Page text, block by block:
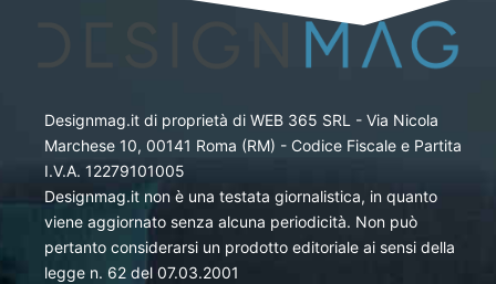
Designmag.it di proprietà di WEB 365 SRL - Via Nicola
Marchese 10, 00141 Roma (RM) - Codice Fiscale e Partita
I.V.A. 12279101005
Designmag.it non è una testata giornalistica, in quanto
viene aggiornato senza alcuna periodicità. Non può
pertanto considerarsi un prodotto editoriale ai sensi della
legge n. 62 del 07.03.2001